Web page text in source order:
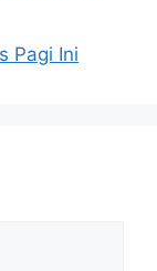
Pagi Ini